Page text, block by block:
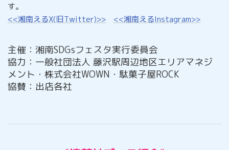
す。
<<湘南えるX(旧Twitter)>>
<<湘南えるInstagram>>
主催：湘南SDGsフェスタ実行委員会
協力：一般社団法人 藤沢駅周辺地区エリアマネジ
メント・株式会社WOWN・駄菓子屋ROCK
協賛：出店各社